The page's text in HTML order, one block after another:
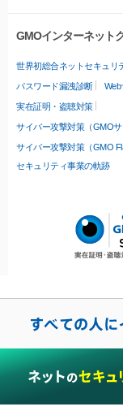
GMOインターネット
世界初総合ネットセキュリ
パスワード漏洩診断
実在証明・盗聴対策
サイバー攻撃対策（GMOサ
サイバー攻撃対策（GMO
セキュリティ事業の軌跡